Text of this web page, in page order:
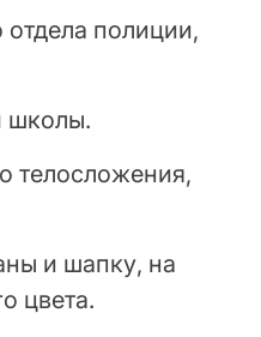
полиции,
школы.
телосложения,
и шапку, на
цвета.